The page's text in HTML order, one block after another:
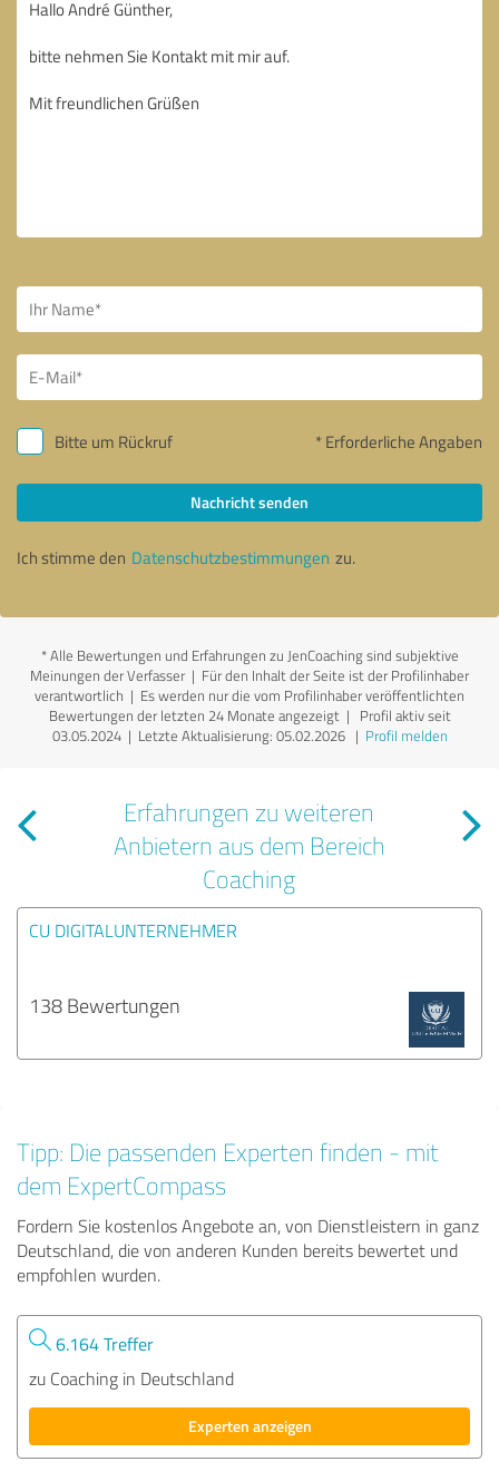
Bitte um Rückruf * Erforderliche Angaben
Nachricht senden
Ich stimme den Datenschutzbestimmungen zu.
*Alle Bewertungen und Erfahrungen zu JenCoaching sind subjektive
Meinungen der Verfasser | Für den Inhalt der Seite ist der Profilinhaber
verantwortlich | Es werden nur die vom Profilinhaber veröffentlichten
Bewertungen der letzten 24 Monate angezeigt | Profil aktiv seit
03.05.2024 | Letzte Aktualisierung: 05.02.2026| Profil melden
Erfahrungen zu weiteren
Anbietern aus dem Bereich
Coaching
CU DIGITALUNTERNEHMER
138 Bewertungen
Tipp: Die passenden Experten finden - mit
dem ExpertCompass
Fordern Sie kostenlos Angebote an, von Dienstleistern in ganz
Deutschland, die von anderen Kunden bereits bewertet und
empfohlen wurden.
6.164 Treffer
zu Coaching in Deutschland
Experten anzeigen